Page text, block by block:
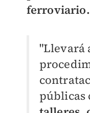
ferroviario.
"Llevará
públicas